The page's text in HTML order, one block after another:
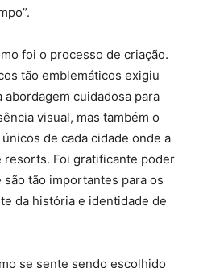
foi o processo de criação.
tão emblemáticos exigiu
abordagem cuidadosa para
visual, mas também o
de cada cidade onde a
Foi gratificante poder
tão importantes para os
da história e identidade de
se sente sendo escolhido